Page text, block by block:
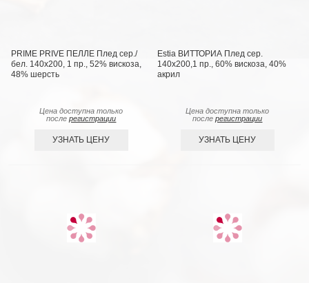
PRIME PRIVE ПЕЛЛЕ Плед сер./
бел. 140х200, 1 пр., 52% вискоза,
48% шерсть
Цена доступна только
послерегистрации
УЗНАТЬ ЦЕНУ
Estia ВИТТОРИА Плед сер.
140х200,1 пр., 60% вискоза, 40%
акрил
Цена доступна только
послерегистрации
УЗНАТЬ ЦЕНУ